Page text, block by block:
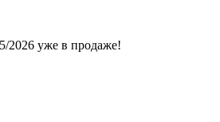
2026 уже в продаже!